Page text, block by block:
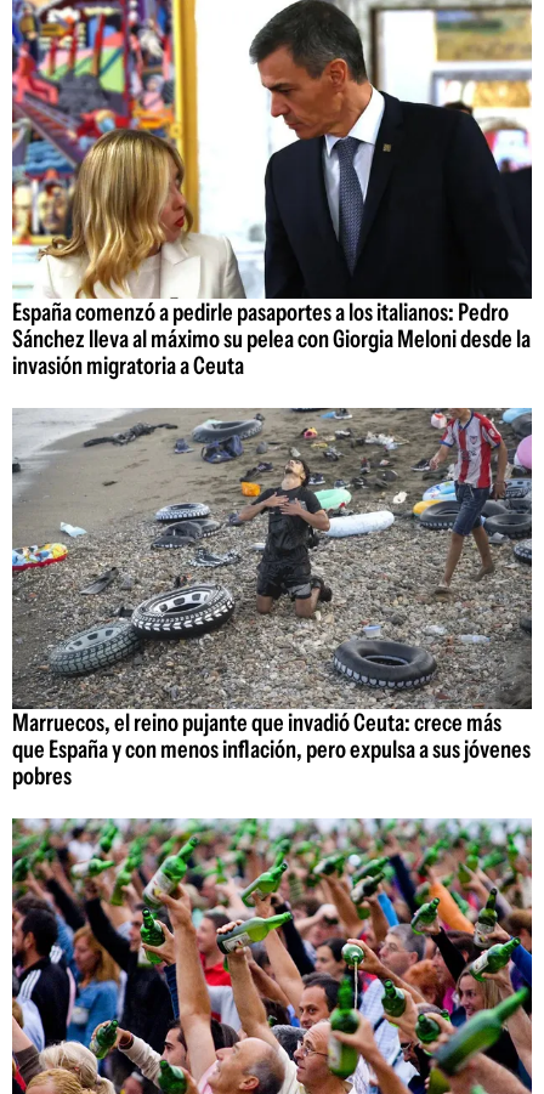
España comenzó a pedirle pasaportes a los italianos: Pedro
Sánchez lleva al máximo su pelea con Giorgia Meloni desde la
invasión migratoria a Ceuta
Marruecos, el reino pujante que invadió Ceuta: crece más
que España y con menos inflación, pero expulsa a sus jóvenes
pobres